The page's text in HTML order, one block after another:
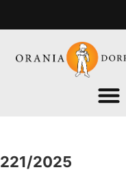
221/2025